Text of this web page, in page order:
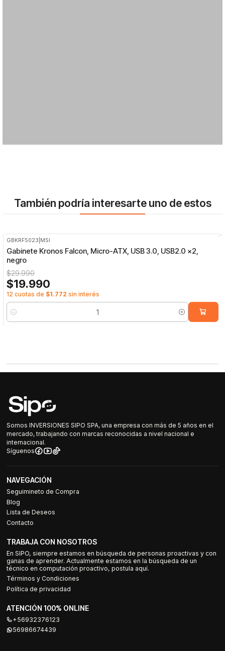
También podría interesarte uno de estos
GBKRF5023 MSI
Gabinete Kronos Falcon, Micro-ATX, USB 3.0, USB2.0 x2,
negro
$29.990
$19.990
12 cuotas de $1.772 sin interés
Cantidad
Somos INVERSIONES SIPO SPA, una empresa con más de 5 años en el
mercado, trabajando con marcas reconocidas a nivel nacional e
internacional.
Síguenos
NAVEGACIÓN
Seguimineto de Compra
Blog
Lista de Deseos
Contacto
TRABAJA CON NOSOTROS
En SIPO, siempre estamos en búsqueda de personas proactivas y con
ganas de aprender. Actualmente estamos en la búsqueda de un
técnico en computación proactivo, postula aquí.
Términos y Condiciones
Política de privacidad
ATENCIÓN 100% ONLINE
+56932376123
56986674439